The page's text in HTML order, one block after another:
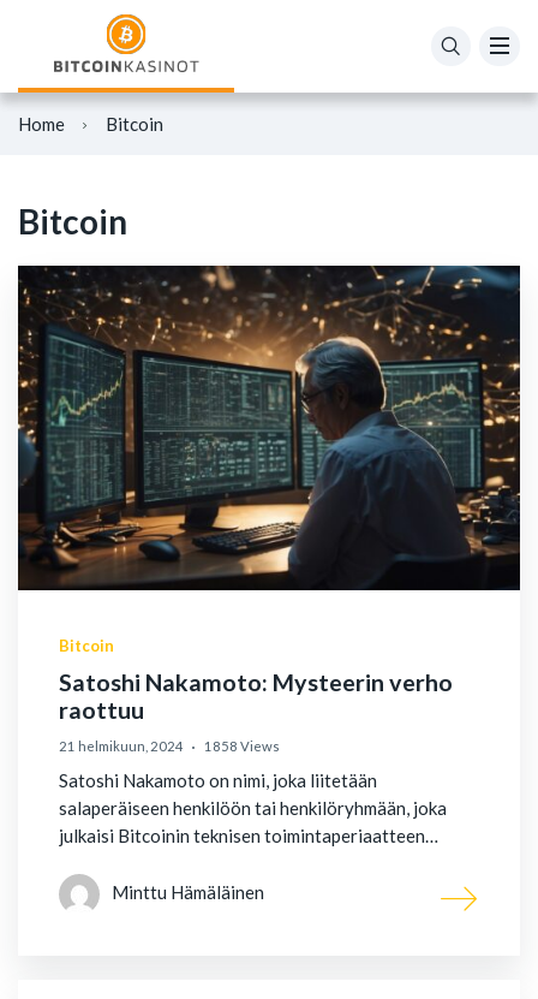
Home Bitcoin
Bitcoin
Bitcoin
Satoshi Nakamoto: Mysteerin verho
raottuu
21 helmikuun, 2024 1858 Views
Satoshi Nakamoto on nimi, joka liitetään
salaperäiseen henkilöön tai henkilöryhmään, joka
julkaisi Bitcoinin teknisen toimintaperiaatteen…
Minttu Hämäläinen
Mikä on bitcoin?
Mikä on Ethereum?